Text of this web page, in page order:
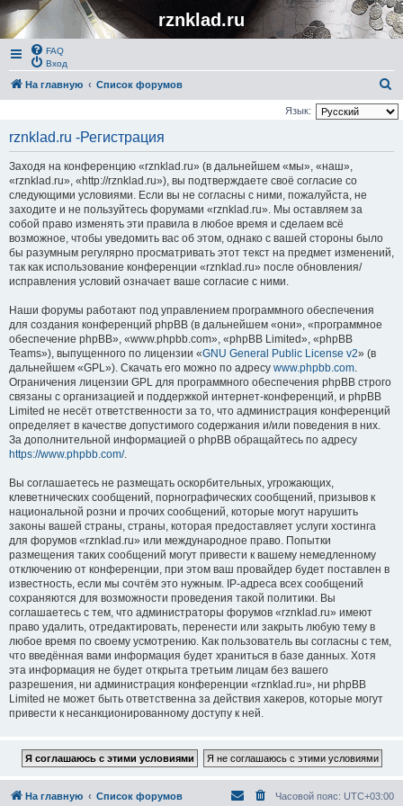
rznklad.ru
FAQ
Вход
На главную Список форумов
о
Язык:
rznklad.ru -Регистрация
Заходя на конференцию «rznklad.ru» (в дальнейшем «мы», «наш»,
«rznklad.ru», «http://rznklad.ru»), вы подтверждаете своё согласие со
следующими условиями. Если вы не согласны с ними, пожалуйста, не
заходите и не пользуйтесь форумами «rznklad.ru». Мы оставляем за
собой право изменять эти правила в любое время и сделаем всё
возможное, чтобы уведомить вас об этом, однако с вашей стороны было
бы разумным регулярно просматривать этот текст на предмет изменений,
так как использование конференции «rznklad.ru» после обновления/
исправления условий означает ваше согласие с ними.
Наши форумы работают под управлением программного обеспечения
для создания конференций phpBB (в дальнейшем «они», «программное
обеспечение phpBB», «www.phpbb.com», «phpBB Limited», «phpBB
Teams»), выпущенного по лицензии «GNU General Public License v2» (в
дальнейшем «GPL»). Скачать его можно по адресу www.phpbb.com.
Ограничения лицензии GPL для программного обеспечения phpBB строго
связаны с организацией и поддержкой интернет-конференций, и phpBB
Limited не несёт ответственности за то, что администрация конференций
определяет в качестве допустимого содержания и/или поведения в них.
За дополнительной информацией о phpBB обращайтесь по адресу
https://www.phpbb.com/.
Вы соглашаетесь не размещать оскорбительных, угрожающих,
клеветнических сообщений, порнографических сообщений, призывов к
национальной розни и прочих сообщений, которые могут нарушить
законы вашей страны, страны, которая предоставляет услуги хостинга
для форумов «rznklad.ru» или международное право. Попытки
размещения таких сообщений могут привести к вашему немедленному
отключению от конференции, при этом ваш провайдер будет поставлен в
известность, если мы сочтём это нужным. IP-адреса всех сообщений
сохраняются для возможности проведения такой политики. Вы
соглашаетесь с тем, что администраторы форумов «rznklad.ru» имеют
право удалить, отредактировать, перенести или закрыть любую тему в
любое время по своему усмотрению. Как пользователь вы согласны с тем,
что введённая вами информация будет храниться в базе данных. Хотя
эта информация не будет открыта третьим лицам без вашего
разрешения, ни администрация конференции «rznklad.ru», ни phpBB
Limited не может быть ответственна за действия хакеров, которые могут
привести к несанкционированному доступу к ней.
На главную Список форумов Часовой пояс: UTC+03:00